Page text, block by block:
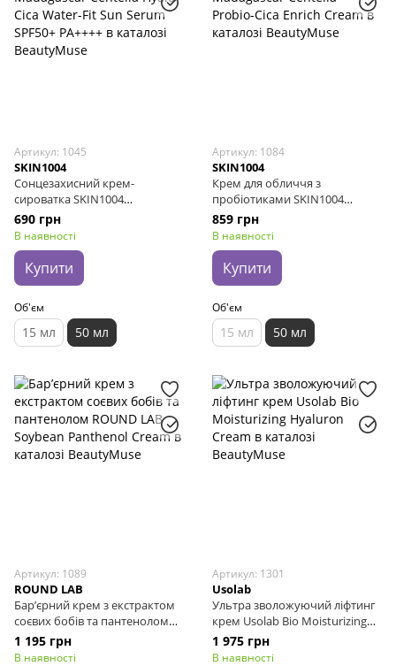
Артикул: 1045
SKIN1004
Сонцезахисний крем-
сироватка SKIN1004
Madagascar Centella Hyalu-Cica
Water-Fit Sun Serum SPF50+
PA++++, 50 мл
690 грн
В наявності
Купити
Об'єм
15 мл 50 мл
Артикул: 1084
SKIN1004
Крем для обличчя з
пробіотиками SKIN1004
Madagascar Centella Probio-
Cica Enrich Cream, 50 мл
859 грн
В наявності
Купити
Об'єм
15 мл 50 мл
Артикул: 1089
ROUND LAB
Бар’єрний крем з екстрактом
соєвих бобів та пантенолом
ROUND LAB Soybean Panthenol
Cream, 80 мл
1 195 грн
В наявності
Артикул: 1301
Usolab
Ультра зволожуючий ліфтинг
крем Usolab Bio Moisturizing
Hyaluron Cream, 100 мл
1 975 грн
В наявності